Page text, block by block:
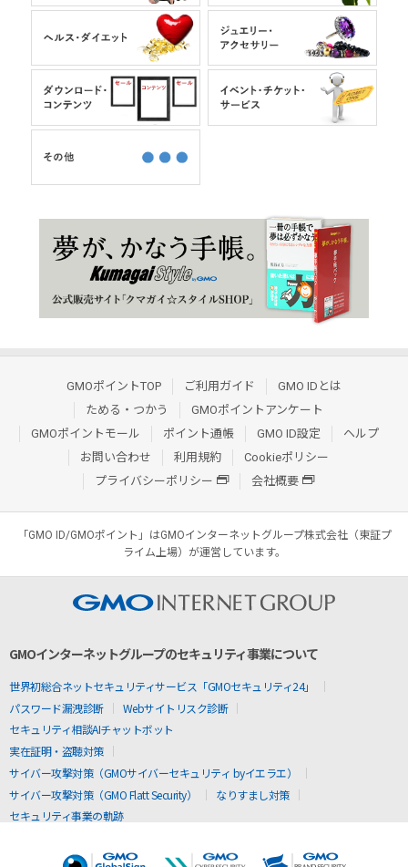
GMOポイントTOP ご利用ガイド
GMO IDとは
ためる・つかう
GMOポイントアンケート
GMOポイントモール
ポイント通帳 GMO ID設定
ヘルプ
お問い合わせ
利用規約
Cookieポリシー
プライバシーポリシー
会社概要
「GMO ID/GMOポイント」はGMOインターネットグループ株式会社（東証プ
ライム上場）が運営しています。
GMOインターネットグループのセキュリティ事業について
世界初総合ネットセキュリティサービス「GMOセキュリティ24」
パスワード漏洩診断
Webサイトリスク診断
セキュリティ相談AIチャットボット
実在証明・盗聴対策
サイバー攻撃対策（GMOサイバーセキュリティ byイエラエ）
サイバー攻撃対策（GMO Flatt Security）
なりすまし対策
セキュリティ事業の軌跡